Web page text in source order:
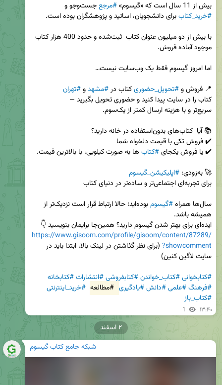
بیش از 11 سال است که «گیسوم»
#مرجع جست‌وجو و
#خرید_کتاب
📍 فروش و #تحویل_حضوری کتاب در #مشهد و #تهران
✔️ یا فروش یکجای #کتاب
🚀 به‌زودی:
#اپلیکیشن_گیسوم
سال‌ها همراه
#گیسوم
ایده‌ای برای بهتر شدن گیسوم دارید؟ همین‌جا برایمان بنویسید 👇
https://www.gisoom.com/profile/gisoom/content/87289/
?showcomment
#کتابخوانی#کتاب_خواندن#کتابفروشی#انتشارات#کتابخانه
#فرهنگ#علمی#دانش#یادگیری #مطالعه #خرید_اینترنتی
#کتاب_باز
1 ۱۳:۴۰
شبکه جامع کتاب گیسوم
۲ اسفند